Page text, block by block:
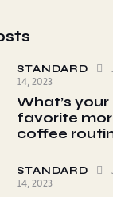
STANDARD
14, 2023
What’s your
favorite
coffee
STANDARD
14, 2023